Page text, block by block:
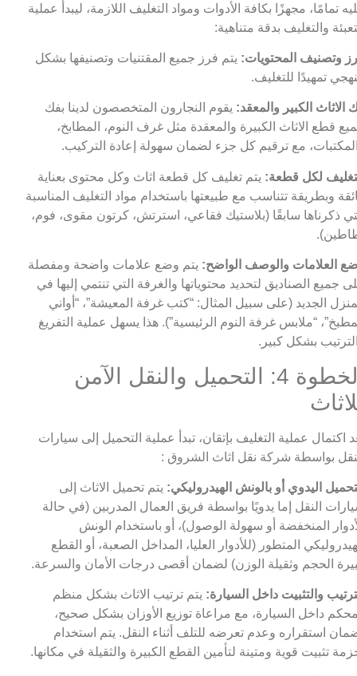
تمامًا، مجهزًا بكافة الأدوات ومواد التغليف اللازمة، ليبدأ عملية
والتغليف بدقة متناهية:
وتصنيف المحتويات: يتم فرز جميع المقتنيات وتصنيفها بشكل
تمهيدًا للتغليف.
الاثاث الكبير والمعقد: يقوم النجارون المتخصصون لدينا بفك
قطع الاثاث الكبيرة والمعقدة مثل غرف النوم، المطابخ،
مع ترقيم كل جزء لضمان سهولة إعادة التركيب.
لكل قطعة: يتم تغليف كل قطعة اثاث وكل محتوى بعناية
وبطريقة تتناسب مع طبيعتها باستخدام مواد التغليف المناسبة
ذكرناها سابقًا (بلاستيك فقاعي، استرتش، كرتون مقوى، فوم،
العلامات والوصف الواضح: يتم وضع علامات واضحة ومفصلة
جميع الصناديق لتحديد محتوياتها والغرفة التي تنتمي إليها في
الجديد (على سبيل المثال: “كتب غرفة المعيشة”، “أواني
“ملابس غرفة النوم الرئيسية”). هذا يسهل عملية التفريغ
بشكل كبير.
الخطوة 4: التحميل والنقل الآمن
اكتمال عملية التغليف بإتقان، تبدأ عملية التحميل إلى سيارات
بواسطة شركة نقل اثاث الشروق :
اليدوي أو بالونش الهيدروليكي: يتم تحميل الاثاث إلى
النقل إما يدويًا بواسطة فريق العمال المدربين (في حالة
المنخفضة أو سهولة الوصول)، أو باستخدام الونش
المتطور (للأدوار العليا، المداخل الصعبة، أو القطع
الحجم وثقيلة الوزن) لضمان أقصى درجات الأمان والسرعة.
والتثبيت داخل السيارة: يتم ترتيب الاثاث بشكل منظم
داخل السيارة، مع مراعاة توزيع الأوزان بشكل صحيح،
استقراره وعدم تعرضه للتلف أثناء النقل. يتم استخدام
تثبيت قوية ومتينة لتأمين القطع الكبيرة والثقيلة في مكانها.